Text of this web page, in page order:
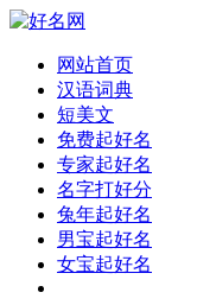
网站首页
汉语词典
短美文
免费起好名
专家起好名
名字打好分
兔年起好名
男宝起好名
女宝起好名